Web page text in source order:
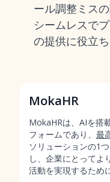
ール調整ミス
シームレスで
の提供に役立ち
MokaHR
MokaHRは、AIを搭
フォームであり、 最
ソリューションの1
し、企業にとってよ
活動を実現するため